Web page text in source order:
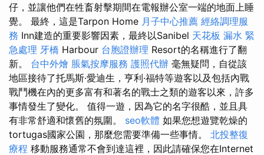
仔，並讓他們在牲畜射擊期間在電報辦公室一端的地面上睡
覺。 最終，這是Tarpon Home 月子中心推薦 經絡調理服
務 Inn建造的重要影響因素，最終以Sanibel 天花板 漏水 緊
急處理 牙橋 Harbour 台胞證辦理 Resort的名稱進行了翻
新。 台中外燴 脹氣按摩服務 護照代辦 毫無疑問，自從該
地區接待了托馬斯·愛迪生，亨利·福特等遊客以及包括內戰
戰鬥機在內的更多富有和著名的戰士之類的遊客以來，許多
事情發生了變化。 值得一遊，因為它的名字很酷，並且具
有非常舒適和懷舊的氛圍。 seo軟體 如果您想遊覽乾燥的
tortugas國家公園，那麼您需要準備一些事情。 北投整復
療程 移動服務通常不會到達這裡，因此請確保您在Internet